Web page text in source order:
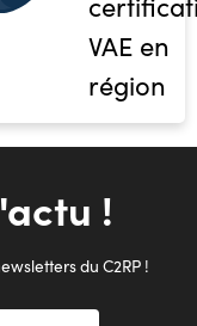
VAE en
région
!
du C2RP !